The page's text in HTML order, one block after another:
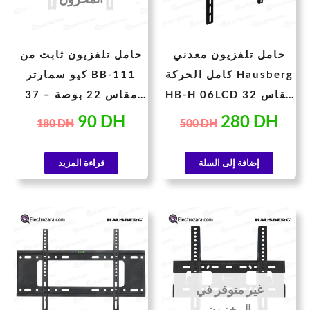
حامل تلفزيون ثابت من
كيو سمارتر BB-111
مقاس 22 بوصة – 37
بوصة
180DH 90 DH
قراءة المزيد
حامل تلفزيون معدني
كامل الحركة Hausberg
HB-H 06LCD مقاس 32
بوصة -70
500DH 280 DH
إضافة إلى السلة
السعر
الأصلي
هو:
210 DH.
السعر
هو:
107 DH. غير متوفر في
السعر
الأصلي
هو:
220 DH.
هو: